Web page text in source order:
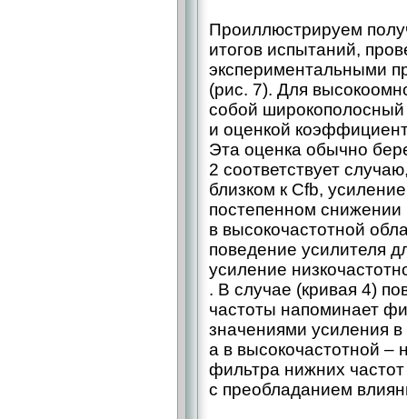
Проиллюстрируем
итогов испытаний,
экспериментальными
(рис. 7). Для
собой
и оценкой
Эта оценка обычно
2 соответствует
близком к Cfb,
постепенном
в высокочастотной
поведение усилителя
усиление
. В случае (кривая 4)
частоты напоминает
значениями усиления в
а в высокочастотной –
фильтра нижних
с преобладанием